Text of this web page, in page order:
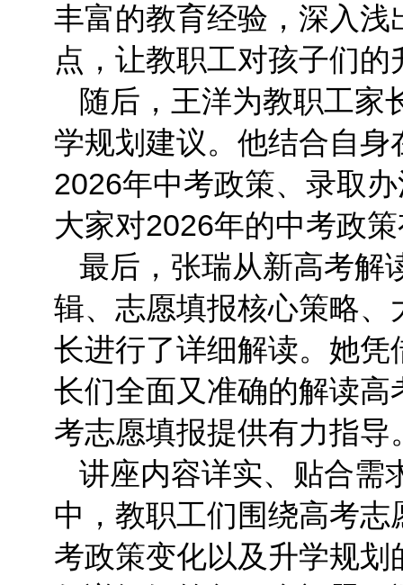
丰富的教育经验，深入
点，让教职工对孩子们
随后，王洋为教职工家
学规划建议。他结合自
2026年中考政策、录取
大家对2026年的中考政
最后，张瑞从新高考解
辑、志愿填报核心策略
长进行了详细解读。她
长们全面又准确的解读
考志愿填报提供有力指导
讲座内容详实、贴合需
中，教职工们围绕高考
考政策变化以及升学规